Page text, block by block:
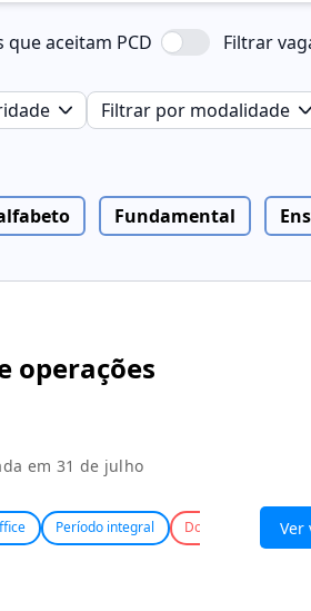
que aceitam PCD Filtrar
Filtrar por modalidade
Fundamental
operações
em 31 de julho
Período integral Dormir no localVer